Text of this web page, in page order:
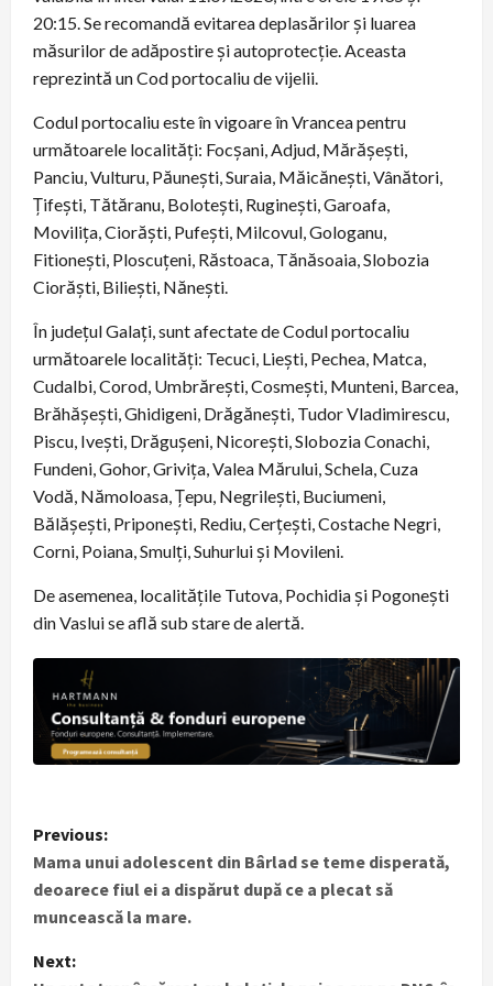
20:15. Se recomandă evitarea deplasărilor și luarea
măsurilor de adăpostire și autoprotecție. Aceasta
reprezintă un Cod portocaliu de vijelii.
Codul portocaliu este în vigoare în Vrancea pentru
următoarele localități: Focșani, Adjud, Mărășești,
Panciu, Vulturu, Păunești, Suraia, Măicănești, Vânători,
Țifești, Tătăranu, Bolotești, Ruginești, Garoafa,
Movilița, Ciorăști, Pufești, Milcovul, Gologanu,
Fitionești, Ploscuțeni, Răstoaca, Tănăsoaia, Slobozia
Ciorăști, Biliești, Nănești.
În județul Galați, sunt afectate de Codul portocaliu
următoarele localități: Tecuci, Liești, Pechea, Matca,
Cudalbi, Corod, Umbrărești, Cosmești, Munteni, Barcea,
Brăhășești, Ghidigeni, Drăgănești, Tudor Vladimirescu,
Piscu, Ivești, Drăgușeni, Nicorești, Slobozia Conachi,
Fundeni, Gohor, Grivița, Valea Mărului, Schela, Cuza
Vodă, Nămoloasa, Țepu, Negrilești, Buciumeni,
Bălășești, Priponești, Rediu, Cerțești, Costache Negri,
Corni, Poiana, Smulți, Suhurlui și Movileni.
De asemenea, localitățile Tutova, Pochidia și Pogonești
din Vaslui se află sub stare de alertă.
P
o
s
t
Previous:
Mama unui adolescent din Bârlad se teme disperată,
deoarece fiul ei a dispărut după ce a plecat să
muncească la mare.
Next: